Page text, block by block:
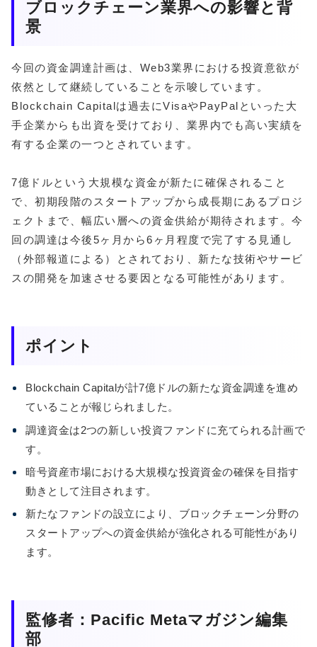
ブロックチェーン業界への影響と背
景
今回の資金調達計画は、Web3業界における投資意欲が
依然として継続していることを示唆しています。
Blockchain Capitalは過去にVisaやPayPalといった大
手企業からも出資を受けており、業界内でも高い実績を
有する企業の一つとされています。
7億ドルという大規模な資金が新たに確保されること
で、初期段階のスタートアップから成長期にあるプロジ
ェクトまで、幅広い層への資金供給が期待されます。今
回の調達は今後5ヶ月から6ヶ月程度で完了する見通し
（外部報道による）とされており、新たな技術やサービ
スの開発を加速させる要因となる可能性があります。
ポイント
Blockchain Capitalが計7億ドルの新たな資金調達を進め
ていることが報じられました。
調達資金は2つの新しい投資ファンドに充てられる計画で
す。
暗号資産市場における大規模な投資資金の確保を目指す
動きとして注目されます。
新たなファンドの設立により、ブロックチェーン分野の
スタートアップへの資金供給が強化される可能性があり
ます。
監修者：Pacific Metaマガジン編集
部